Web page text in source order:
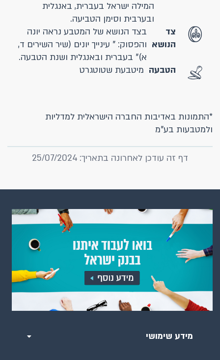
המילה ישראל בעברית, באנגלית
ובערבית וסימן הטביעה.
צד
הנושא
בצד הנושא של המטבע נראה יונה
והפסוק: " עינייך יונים (שיר השירים ד,
א)" בעברית ובאנגלית ושנת הטבעה.
הטבעה מיטבעת שטוטגרט
*התמונות באדיבות החברה הישראלית למדליות
ולמטבעות בע"מ
דף זה עודכן לאחרונה בתאריך: 25/07/2024
מידע שימושי